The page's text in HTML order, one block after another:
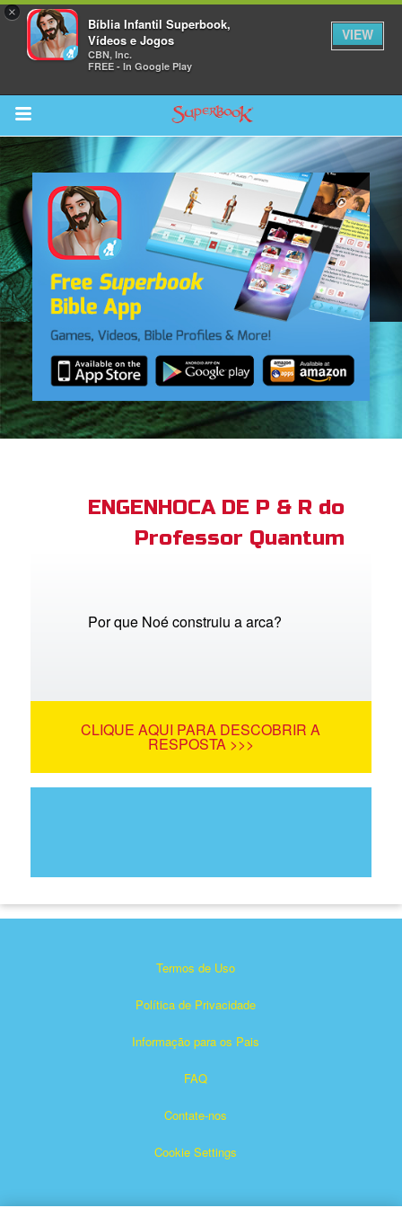
×
Bíblia Infantil Superbook,
Vídeos e Jogos
CBN, Inc.
FREE - In Google Play
VIEW
Return to Content
Bible App
ENGENHOCA DE P & R do
Professor Quantum
Por que Noé construiu a arca?
CLIQUE AQUI PARA DESCOBRIR A
RESPOSTA >>>
Termos de Uso
Política de Privacidade
Informação para os Pais
FAQ
Contate-nos
Cookie Settings